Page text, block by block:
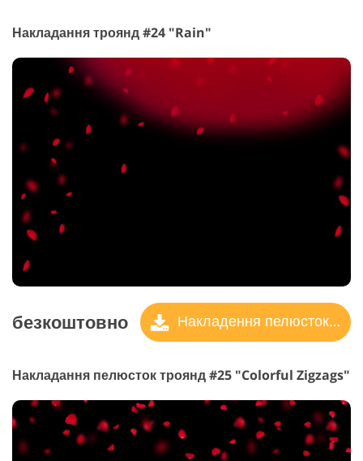
Накладання троянд #24 "Rain"
безкоштовно Накладення пелюсток троянд
Накладання пелюсток троянд #25 "Colorful Zigzags"